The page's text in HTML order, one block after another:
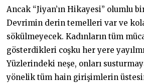
Ancak “Jiyan’ın Hikayesi” olumlu
Devrimin derin temelleri var ve
sökülmeyecek. Kadınların tüm
gösterdikleri coşku her yere
Yüzlerindeki neşe, onları
yönelik tüm hain girişimlerin